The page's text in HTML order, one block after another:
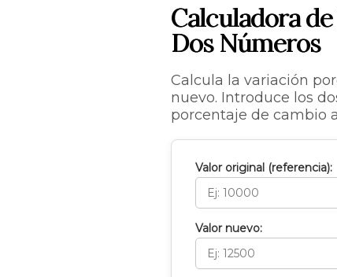
Calculadora
Dos Números
Calcula la variación
nuevo. Introduce los
porcentaje de cambio
Valor original (referencia):
Valor nuevo: